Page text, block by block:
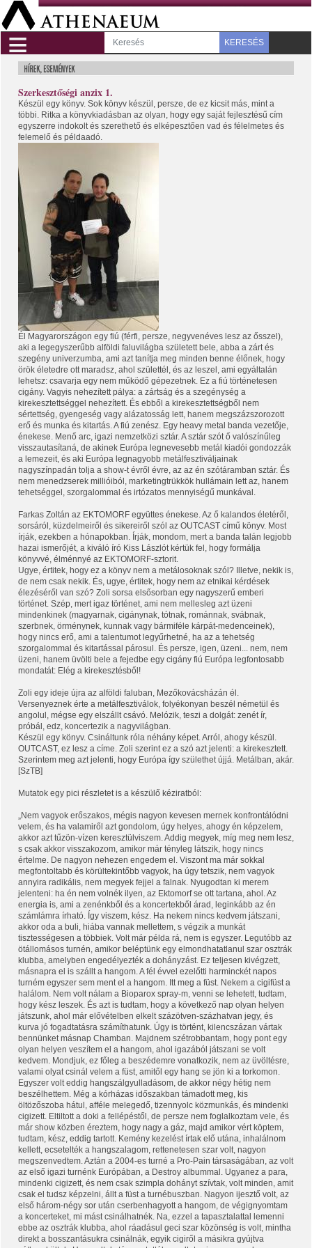
≡ KERESÉS
Szerkesztőségi anzix 1.
Készül egy könyv. Sok könyv készül, persze, de ez kicsit más, mint a
többi. Ritka a könyvkiadásban az olyan, hogy egy saját fejlesztésű cím
egyszerre indokolt és szerethető és elképesztően vad és félelmetes és
felemelő és példaadó.
Él Magyarországon egy fiú (férfi, persze, negyvenéves lesz az ősszel),
aki a legegyszerűbb alföldi faluvilágba született bele, abba a zárt és
szegény univerzumba, ami azt tanítja meg minden benne élőnek, hogy
örök életedre ott maradsz, ahol születtél, és az leszel, ami egyáltalán
lehetsz: csavarja egy nem működő gépezetnek. Ez a fiú történetesen
cigány. Vagyis nehezített pálya: a zártság és a szegénység a
kirekesztettséggel nehezített. És ebből a kirekesztettségből nem
sértettség, gyengeség vagy alázatosság lett, hanem megszázszorozott
erő és munka és kitartás. A fiú zenész. Egy heavy metal banda vezetője,
énekese. Menő arc, igazi nemzetközi sztár. A sztár szót ő valószínűleg
visszautasítaná, de akinek Európa legnevesebb metál kiadói gondozzák
a lemezeit, és aki Európa legnagyobb metálfesztiváljainak
nagyszínpadán tolja a show-t évről évre, az az én szótáramban sztár. És
nem menedzserek millióiból, marketingtrükkök hullámain lett az, hanem
tehetséggel, szorgalommal és irtózatos mennyiségű munkával.
Farkas Zoltán az EKTOMORF együttes énekese. Az ő kalandos életéről,
sorsáról, küzdelmeiről és sikereiről szól az OUTCAST című könyv. Most
írják, ezekben a hónapokban. Írják, mondom, mert a banda talán legjobb
hazai ismerőjét, a kiváló író Kiss Lászlót kértük fel, hogy formálja
könyvvé, élménnyé az EKTOMORF-sztorit.
Ugye, értitek, hogy ez a könyv nem a metálosoknak szól? Illetve, nekik is,
de nem csak nekik. És, ugye, értitek, hogy nem az etnikai kérdések
élezéséről van szó? Zoli sorsa elsősorban egy nagyszerű emberi
történet. Szép, mert igaz történet, ami nem mellesleg azt üzeni
mindenkinek (magyarnak, cigánynak, tótnak, románnak, svábnak,
szerbnek, örménynek, kunnak vagy bármiféle kárpát-medenceinek),
hogy nincs erő, ami a talentumot legyűrhetné, ha az a tehetség
szorgalommal és kitartással párosul. És persze, igen, üzeni... nem, nem
üzeni, hanem üvölti bele a fejedbe egy cigány fiú Európa legfontosabb
mondatát: Elég a kirekesztésből!
Zoli egy ideje újra az alföldi faluban, Mezőkovácsházán él.
Versenyeznek érte a metálfesztiválok, folyékonyan beszél németül és
angolul, mégse egy elszállt csávó. Melózik, teszi a dolgát: zenét ír,
próbál, edz, koncertezik a nagyvilágban.
Készül egy könyv. Csináltunk róla néhány képet. Arról, ahogy készül.
OUTCAST, ez lesz a címe. Zoli szerint ez a szó azt jelenti: a kirekesztett.
Szerintem meg azt jelenti, hogy Európa így születhet újjá. Metálban, akár.
[SzTB]
Mutatok egy pici részletet is a készülő kéziratból:
„Nem vagyok erőszakos, mégis nagyon kevesen mernek konfrontálódni
velem, és ha valamiről azt gondolom, úgy helyes, ahogy én képzelem,
akkor azt tűzön-vízen keresztülviszem. Addig megyek, míg meg nem lesz,
s csak akkor visszakozom, amikor már tényleg látszik, hogy nincs
értelme. De nagyon nehezen engedem el. Viszont ma már sokkal
megfontoltabb és körültekintőbb vagyok, ha úgy tetszik, nem vagyok
annyira radikális, nem megyek fejjel a falnak. Nyugodtan ki merem
jelenteni: ha én nem volnék ilyen, az Ektomorf se ott tartana, ahol. Az
energia is, ami a zenénkből és a koncertekből árad, leginkább az én
számlámra írható. Így viszem, kész. Ha nekem nincs kedvem játszani,
akkor oda a buli, hiába vannak mellettem, s végzik a munkát
tisztességesen a többiek. Volt már példa rá, nem is egyszer. Legutóbb az
ötállomásos turnén, amikor beléptünk egy elmondhatatlanul szar osztrák
klubba, amelyben engedélyezték a dohányzást. Ez teljesen kivégzett,
másnapra el is szállt a hangom. A fél évvel ezelőtti harminckét napos
turném egyszer sem ment el a hangom. Itt meg a füst. Nekem a cigifüst a
halálom. Nem volt nálam a Bioparox spray-m, venni se lehetett, tudtam,
hogy kész leszek. És azt is tudtam, hogy a következő nap olyan helyen
játszunk, ahol már elővételben elkelt százötven-százhatvan jegy, és
kurva jó fogadtatásra számíthatunk. Úgy is történt, kilencszázan vártak
bennünket másnap Chamban. Majdnem szétrobbantam, hogy pont egy
olyan helyen veszítem el a hangom, ahol igazából játszani se volt
kedvem. Mondjuk, ez főleg a beszédemre vonatkozik, nem az üvöltésre,
valami olyat csinál velem a füst, amitől egy hang se jön ki a torkomon.
Egyszer volt eddig hangszálgyulladásom, de akkor négy hétig nem
beszélhettem. Még a kórházas időszakban támadott meg, kis
öltözőszoba hátul, afféle melegedő, tizennyolc közmunkás, és mindenki
cigizett. Eltiltott a doki a fellépéstől, de persze nem foglalkoztam vele, és
már show közben éreztem, hogy nagy a gáz, majd amikor vért köptem,
tudtam, kész, eddig tartott. Kemény kezelést írtak elő utána, inhalálnom
kellett, ecsetelték a hangszalagom, rettenetesen szar volt, nagyon
megszenvedtem. Aztán a 2004-es turné a Pro-Pain társaságában, az volt
az első igazi turnénk Európában, a Destroy albummal. Ugyanez a para,
mindenki cigizett, és nem csak szimpla dohányt szívtak, volt minden, amit
csak el tudsz képzelni, állt a füst a turnébuszban. Nagyon ijesztő volt, az
első három-négy sor után cserbenhagyott a hangom, de végignyomtam
a koncerteket, mi mást csinálhatnék. Na, ezzel a tapasztalattal lemenni
ebbe az osztrák klubba, ahol ráadásul geci szar közönség is volt, mintha
direkt a bosszantásukra csinálnák, egyik cigiről a másikra gyújtva